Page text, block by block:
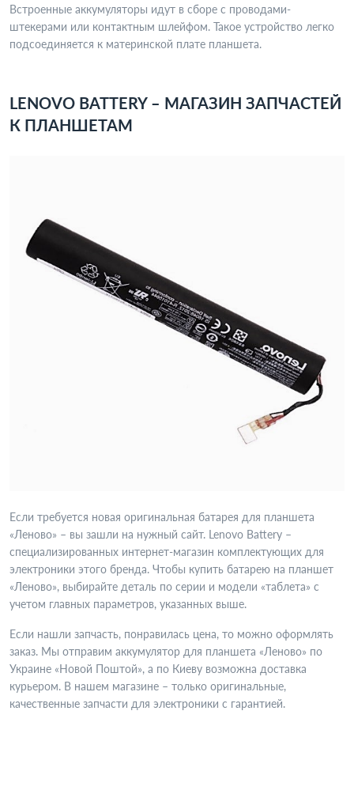
Встроенные аккумуляторы идут в сборе с проводами-
штекерами или контактным шлейфом. Такое устройство легко
подсоединяется к материнской плате планшета.
LENOVO BATTERY – МАГАЗИН ЗАПЧАСТЕЙ
К ПЛАНШЕТАМ
Если требуется новая оригинальная батарея для планшета
«Леново» – вы зашли на нужный сайт. Lenovo Battery –
специализированных интернет-магазин комплектующих для
электроники этого бренда. Чтобы купить батарею на планшет
«Леново», выбирайте деталь по серии и модели «таблета» с
учетом главных параметров, указанных выше.
Если нашли запчасть, понравилась цена, то можно оформлять
заказ. Мы отправим аккумулятор для планшета «Леново» по
Украине «Новой Поштой», а по Киеву возможна доставка
курьером. В нашем магазине – только оригинальные,
качественные запчасти для электроники с гарантией.